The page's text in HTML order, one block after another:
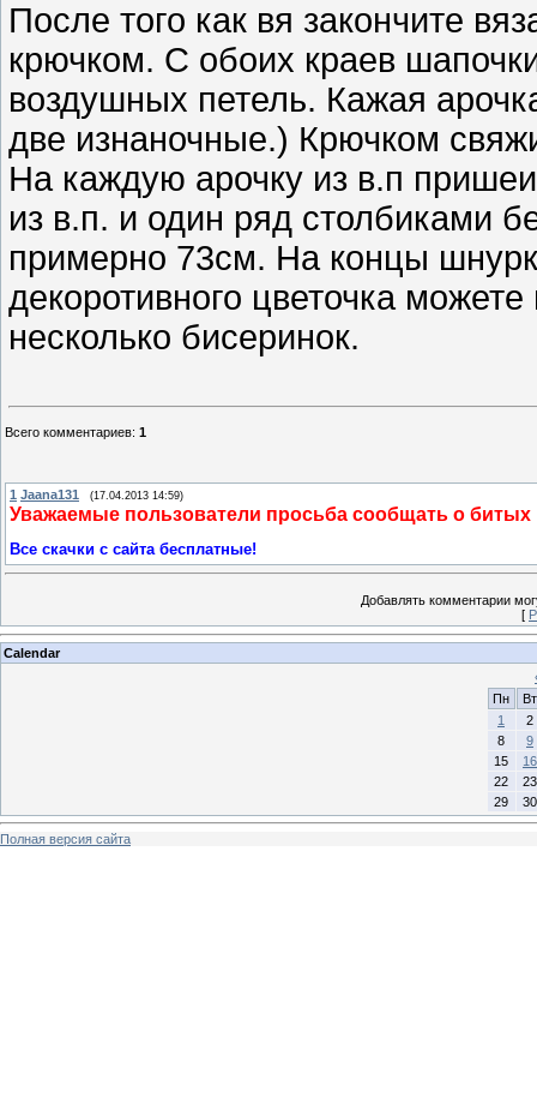
После того как вя закончите
крючком. С обоих краев
воздушных петель. Кажая
две изнаночные.) Крючком
На каждую арочку из в.п
из в.п. и один ряд столбиками
примерно 73см. На концы
декоротивного цветочка
несколько бисеринок.
Всего комментариев: 1
1 Jaana131 (17.04.2013 14:59)
Уважаемые пользователи просьба сообщать о
Все скачки с сайта бесплатные!
Добавлять комментарии
[
Calendar
Пн
Вт
1
2
8
9
15
16
22
23
29
30
Полная версия сайта